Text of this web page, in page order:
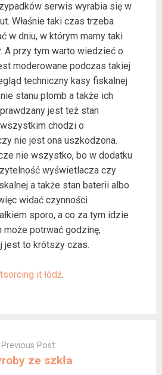
serwis wyrabia się w
Właśnie taki czas trzeba
w dniu, w którym mamy taki
A przy tym warto wiedzieć o
moderowane podczas takiej
techniczny kasy fiskalnej
stanu plomb a także ich
jest też stan
chodzi o
nie jest ona uszkodzona.
nie wszystko, bo w dodatku
wyświetlacza czy
a także stan baterii albo
widać czynności
sporo, a co za tym idzie
może potrwać godzinę,
jest to krótszy czas.
it łódź.
Previous Post:
ze szkła